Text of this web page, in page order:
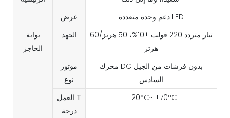
عرض
دعم وحدة متعددة LED
بوابة
الحاجز
الجهد
تيار متردد 220 فولت ±10%، 50 هرتز/60
هرتز
موتور
نوع
محرك DC بدون فرشات من الجيل
السادس
T
درجة
-20°C~ +70°C